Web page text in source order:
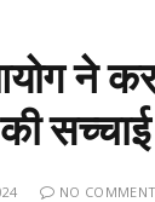
ने
की
NO